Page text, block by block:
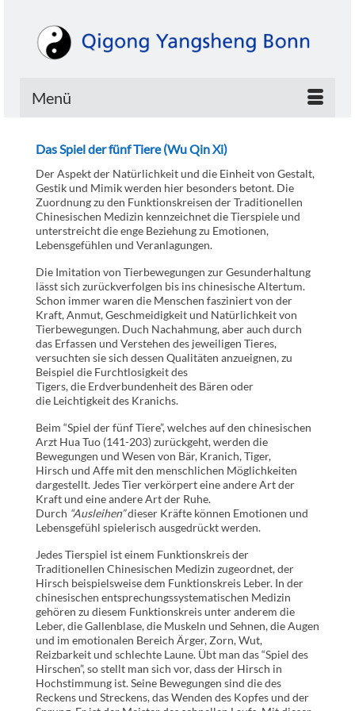
Menü
Das Spiel der fünf Tiere (Wu Qin Xi)
Der Aspekt der Natürlichkeit und die Einheit von Gestalt,
Gestik und Mimik werden hier besonders betont. Die
Zuordnung zu den Funktionskreisen der Traditionellen
Chinesischen Medizin kennzeichnet die Tierspiele und
unterstreicht die enge Beziehung zu Emotionen,
Lebensgefühlen und Veranlagungen.
Die Imitation von Tierbewegungen zur Gesunderhaltung
lässt sich zurückverfolgen bis ins chinesische Altertum.
Schon immer waren die Menschen fasziniert von der
Kraft, Anmut, Geschmeidigkeit und Natürlichkeit von
Tierbewegungen. Duch Nachahmung, aber auch durch
das Erfassen und Verstehen des jeweiligen Tieres,
versuchten sie sich dessen Qualitäten anzueignen, zu
Beispiel die Furchtlosigkeit des
Tigers, die Erdverbundenheit des Bären oder
die Leichtigkeit des Kranichs.
Beim “Spiel der fünf Tiere”, welches auf den chinesischen
Arzt Hua Tuo (141-203) zurückgeht, werden die
Bewegungen und Wesen von Bär, Kranich, Tiger,
Hirsch und Affe mit den menschlichen Möglichkeiten
dargestellt. Jedes Tier verkörpert eine andere Art der
Kraft und eine andere Art der Ruhe.
Durch “Ausleihen”dieser Kräfte können Emotionen und
Lebensgefühl spielerisch ausgedrückt werden.
Jedes Tierspiel ist einem Funktionskreis der
Traditionellen Chinesischen Medizin zugeordnet, der
Hirsch beispielsweise dem Funktionskreis Leber. In der
chinesischen entsprechungssystematischen Medizin
gehören zu diesem Funktionskreis unter anderem die
Leber, die Gallenblase, die Muskeln und Sehnen, die Augen
und im emotionalen Bereich Ärger, Zorn, Wut,
Reizbarkeit und schlechte Laune. Übt man das “Spiel des
Hirschen”, so stellt man sich vor, dass der Hirsch in
Hochstimmung ist. Seine Bewegungen sind die des
Reckens und Streckens, das Wenden des Kopfes und der